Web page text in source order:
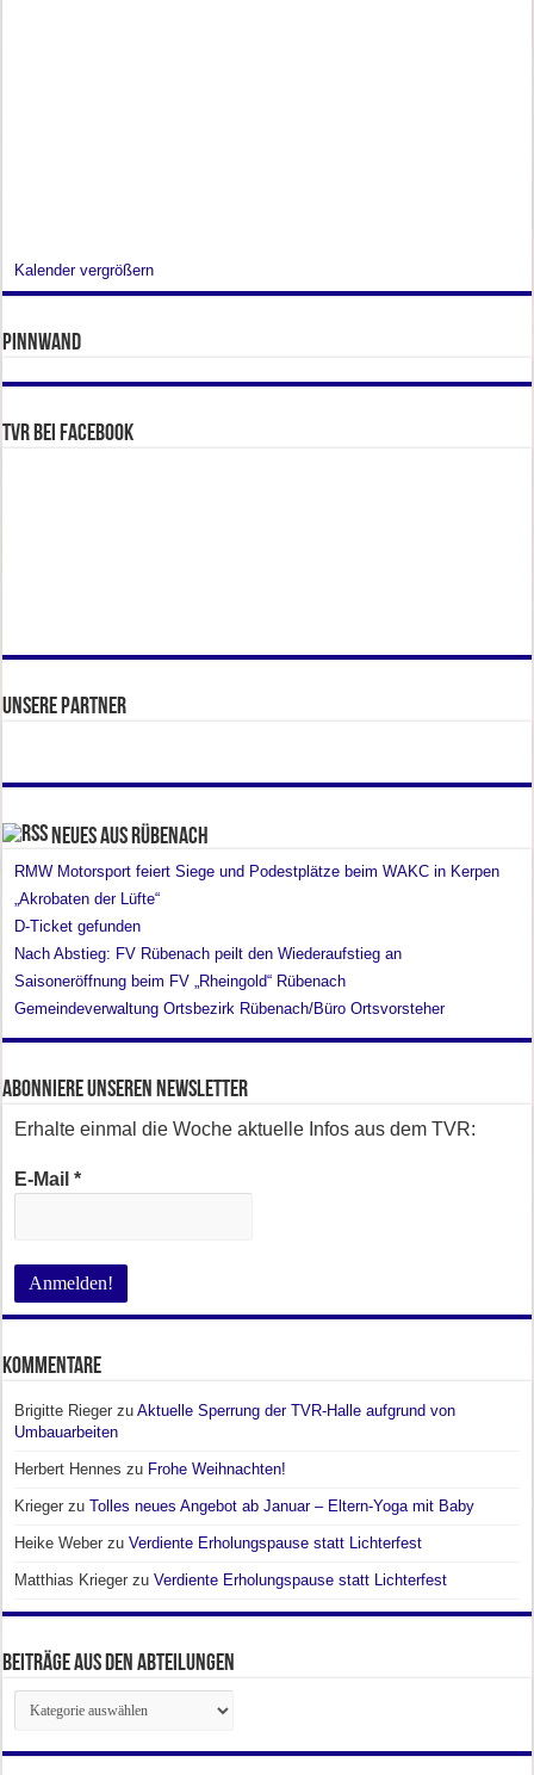
Kalender vergrößern
Pinnwand
TVR bei facebook
Unsere Partner
Neues aus Rübenach
RMW Motorsport feiert Siege und Podestplätze beim WAKC in Kerpen
„Akrobaten der Lüfte“
D-Ticket gefunden
Nach Abstieg: FV Rübenach peilt den Wiederaufstieg an
Saisoneröffnung beim FV „Rheingold“ Rübenach
Gemeindeverwaltung Ortsbezirk Rübenach/Büro Ortsvorsteher
Abonniere unseren Newsletter
Erhalte einmal die Woche aktuelle Infos aus dem TVR:
E-Mail*
Kommentare
Brigitte Rieger zuAktuelle Sperrung der TVR-Halle aufgrund von
Umbauarbeiten
Herbert Hennes zu Frohe Weihnachten!
Krieger zuTolles neues Angebot ab Januar – Eltern-Yoga mit Baby
Heike Weber zuVerdiente Erholungspause statt Lichterfest
Matthias Krieger zuVerdiente Erholungspause statt Lichterfest
Beiträge aus den Abteilungen
Beiträge
aus
den
Abteilungen